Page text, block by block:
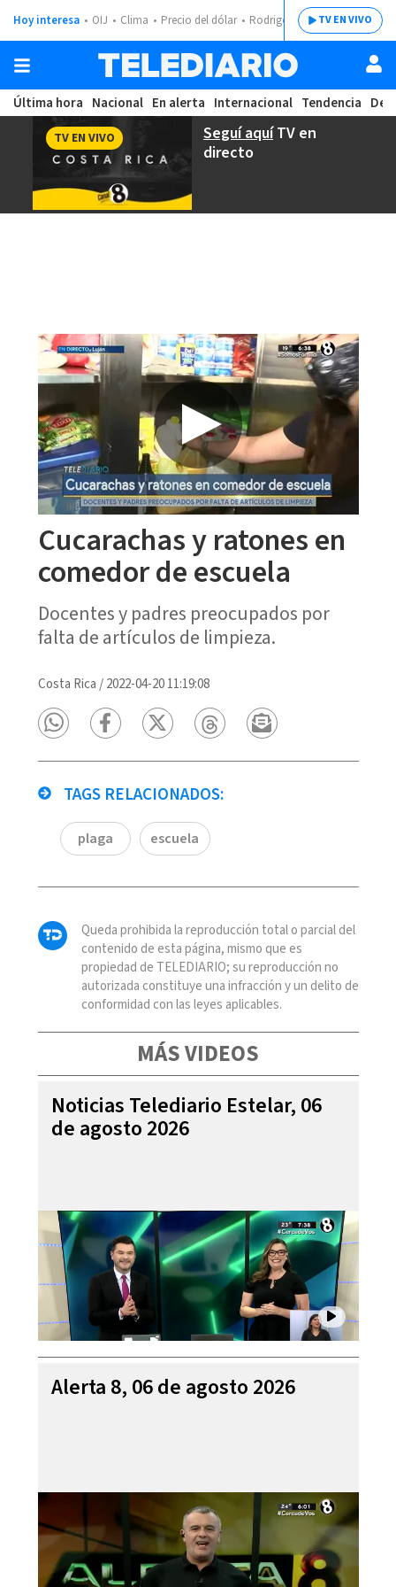
Hoy interesa OIJ Clima Precio del dólar Rodrigo ChavesTV EN VIVO
Última hora Nacional En alerta Internacional Tendencia
Seguí aquíTV en
directo
TV EN VIVO
Cucarachas y ratones en
comedor de escuela
Docentes y padres preocupados por
falta de artículos de limpieza.
Costa Rica /2022-04-20 11:19:08
TAGS RELACIONADOS:
plaga escuela
Queda prohibida la reproducción total o parcial del
contenido de esta página, mismo que es
propiedad de TELEDIARIO; su reproducción no
autorizada constituye una infracción y un delito de
conformidad con las leyes aplicables.
MÁS VIDEOS
Noticias Telediario Estelar, 06
de agosto 2026
Alerta 8, 06 de agosto 2026